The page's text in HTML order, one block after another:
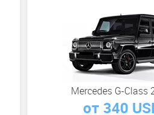
Mercedes G-Class
от 340